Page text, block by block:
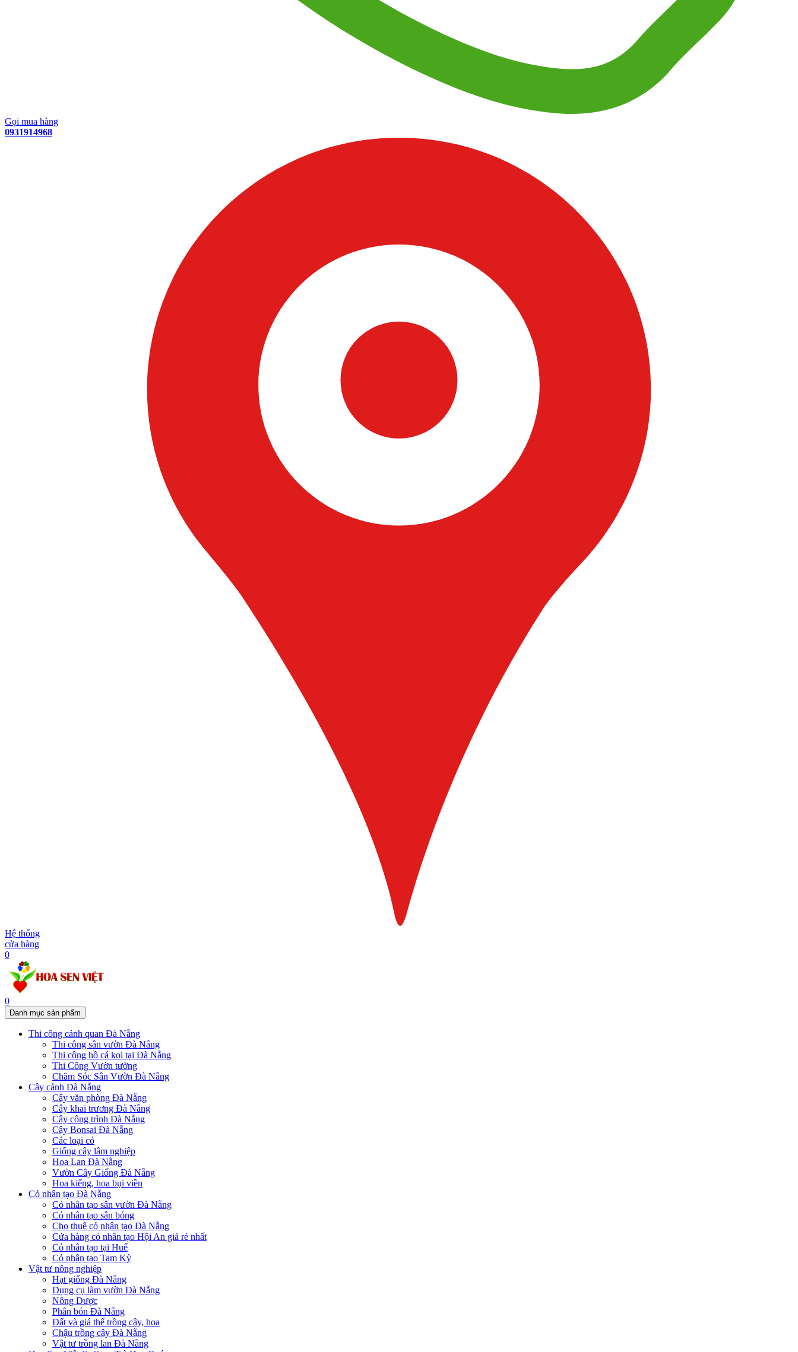
Gọi mua hàng
0931914968
Hệ thống
cửa hàng
0
0
Danh mục sản phẩm
Thi công cảnh quan Đà Nẵng
Thi công sân vườn Đà Nẵng
Thi công hồ cá koi tại Đà Nẵng
Thi Công Vườn tường
Chăm Sóc Sân Vườn Đà Nẵng
Cây cảnh Đà Nẵng
Cây văn phòng Đà Nẵng
Cây khai trương Đà Nẵng
Cây công trình Đà Nẵng
Cây Bonsai Đà Nẵng
Các loại cỏ
Giống cây lâm nghiệp
Hoa Lan Đà Nẵng
Vườn Cây Giống Đà Nẵng
Hoa kiểng, hoa bụi viền
Cỏ nhân tạo Đà Nẵng
Cỏ nhân tạo sân vườn Đà Nẵng
Cỏ nhân tạo sân bóng
Cho thuê cỏ nhân tạo Đà Nẵng
Cửa hàng cỏ nhân tạo Hội An giá rẻ nhất
Cỏ nhân tạo tại Huế
Cỏ nhân tạo Tam Kỳ
Vật tư nông nghiệp
Hạt giống Đà Nẵng
Dụng cụ làm vườn Đà Nẵng
Nông Dược
Phân bón Đà Nẵng
Đất và giá thể trồng cây, hoa
Chậu trồng cây Đà Nẵng
Vật tư trồng lan Đà Nẵng